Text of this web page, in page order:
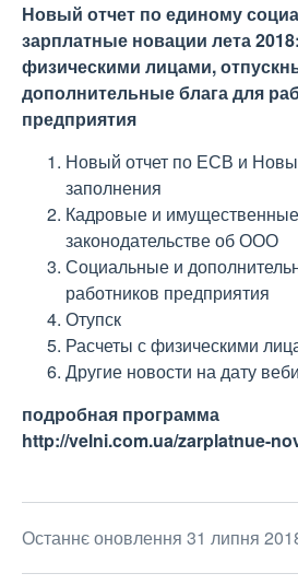
Новый отчет по единому
зарплатные новации лета
физическими лицами,
дополнительные блага для
предприятия
Новый отчет по ЕСВ и
заполнения
Кадровые и
законодательстве об ООО
Социальные и
работников предприятия
Отупск
Расчеты с физическими
Другие новости на дату
подробная программа
http://velni.com.ua/zarplatnue-
Останнє оновлення 31 липня